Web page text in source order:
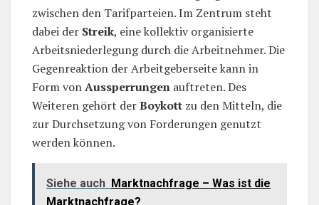
zwischen den Tarifparteien. Im Zentrum steht
dabei der Streik, eine kollektiv organisierte
Arbeitsniederlegung durch die Arbeitnehmer. Die
Gegenreaktion der Arbeitgeberseite kann in
Form vonAussperrungen auftreten. Des
Weiteren gehört derBoykott zu den Mitteln, die
zur Durchsetzung von Forderungen genutzt
werden können.
Siehe auch Marktnachfrage – Was ist die
Marktnachfrage?